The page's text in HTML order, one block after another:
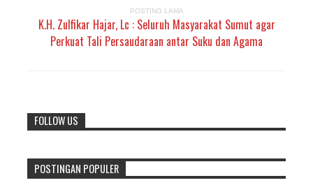
POSTING LAMA
K.H. Zulfikar Hajar, Lc : Seluruh Masyarakat Sumut agar
Perkuat Tali Persaudaraan antar Suku dan Agama
FOLLOW US
POSTINGAN POPULER